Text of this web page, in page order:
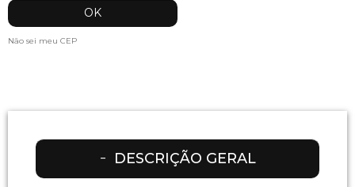
Não sei meu CEP
DESCRIÇÃO GERAL